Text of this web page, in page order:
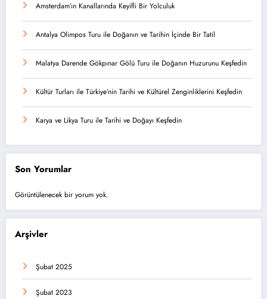
Amsterdam’ın Kanallarında Keyifli Bir Yolculuk
Antalya Olimpos Turu ile Doğanın ve Tarihin İçinde Bir Tatil
Malatya Darende Gökpınar Gölü Turu ile Doğanın Huzurunu Keşfedin
Kültür Turları ile Türkiye’nin Tarihi ve Kültürel Zenginliklerini Keşfedin
Karya ve Likya Turu ile Tarihi ve Doğayı Keşfedin
Son Yorumlar
Görüntülenecek bir yorum yok.
Arşivler
Şubat 2025
Şubat 2023